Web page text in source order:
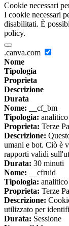
Cookie necessari
I cookie necessari
disabilitati. È
policy.
.canva.com
Nome
Tipologia
Proprieta
Descrizione
Durata
Nome: __cf_bm
Tipologia: analitico
Proprieta: Terze
Descrizione:
umani e bot. Ciò è
rapporti validi
Durata: 30 minuti
Nome: __cfruid
Tipologia: analitico
Proprieta: Terze
Descrizione:
utilizzato per
Durata: Sessione